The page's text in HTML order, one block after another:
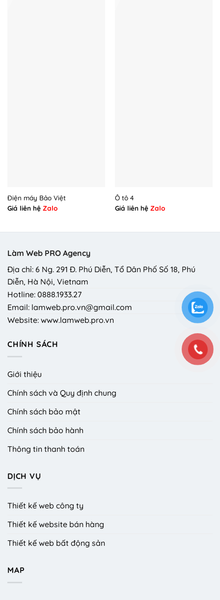
Điện máy Bảo Việt
Giá liên hệ Zalo
Ô tô 4
Giá liên hệ Zalo
Làm Web PRO Agency
Địa chỉ: 6 Ng. 291 Đ. Phú Diễn, Tổ Dân Phố Số 18, Phú
Diễn, Hà Nội, Vietnam
Hotline: 0888.1933.27
Email: lamweb.pro.vn@gmail.com
Website: www.lamweb.pro.vn
CHÍNH SÁCH
Giới thiệu
Chính sách và Quy định chung
Chính sách bảo mật
Chính sách bảo hành
Thông tin thanh toán
DỊCH VỤ
Thiết kế web công ty
Thiết kế website bán hàng
Thiết kế web bất động sản
MAP